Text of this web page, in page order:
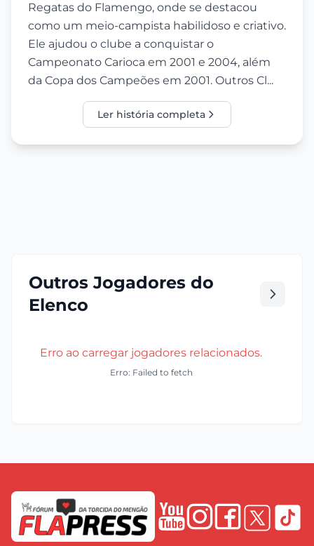
Regatas do Flamengo, onde se destacou
como um meio-campista habilidoso e criativo.
Ele ajudou o clube a conquistar o
Campeonato Carioca em 2001 e 2004, além
da Copa dos Campeões em 2001. Outros Cl...
Ler história completa
Outros Jogadores do
Elenco
Erro ao carregar jogadores relacionados.
Erro: Failed to fetch